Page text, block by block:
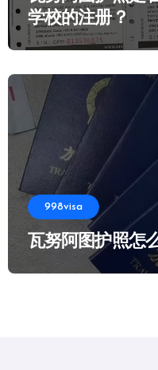
学校的注册？
998visa
瓦努阿图护照怎